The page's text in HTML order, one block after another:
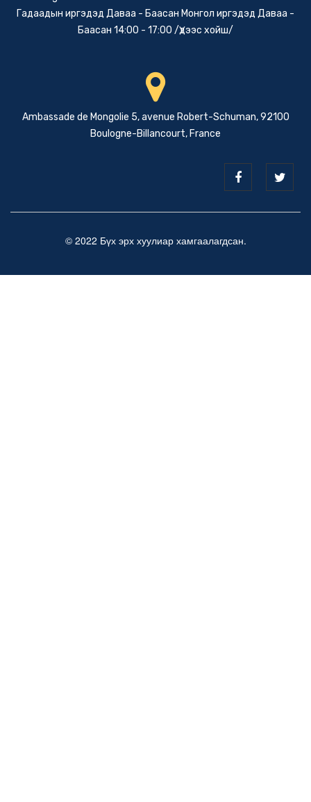
Гадаадын иргэдэд Даваа - Баасан Монгол иргэдэд Даваа -
Баасан 14:00 - 17:00 /Үдээс хойш/
Ambassade de Mongolie 5, avenue Robert-Schuman, 92100
Boulogne-Billancourt, France
© 2022 Бүх эрх хуулиар хамгаалагдсан.